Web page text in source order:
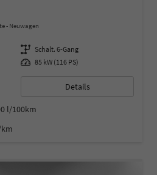
Neuwagen
Getriebe Schalt. 6-Gang
Leistung 85 kW (116 PS)
Details
l/100km